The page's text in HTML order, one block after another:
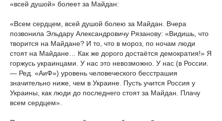
«всей душой» болеет за Майдан:
«Всем сердцем, всей душой болею за Майдан. Вчера
позвонила Эльдару Александровичу Рязанову: «Видишь, что
творится на Майдане? И то, что в мороз, по ночам люди
стоят на Майдане… Как же дорого достаётся демократия!» Я
горжусь украинцами. У нас это невозможно. У нас (в России.
— Ред. «АиФ») уровень человеческого бесстрашия
значительно ниже, чем в Украине. Пусть учится Россия у
Украины, как люди до последнего стоят за Майдан. Плачу
всем сердцем».